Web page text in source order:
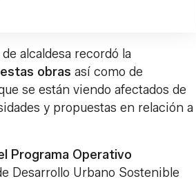
alcaldesa recordó la
obras así como de
se están viendo afectados de
y propuestas en relación a
Programa Operativo
Desarrollo Urbano Sostenible